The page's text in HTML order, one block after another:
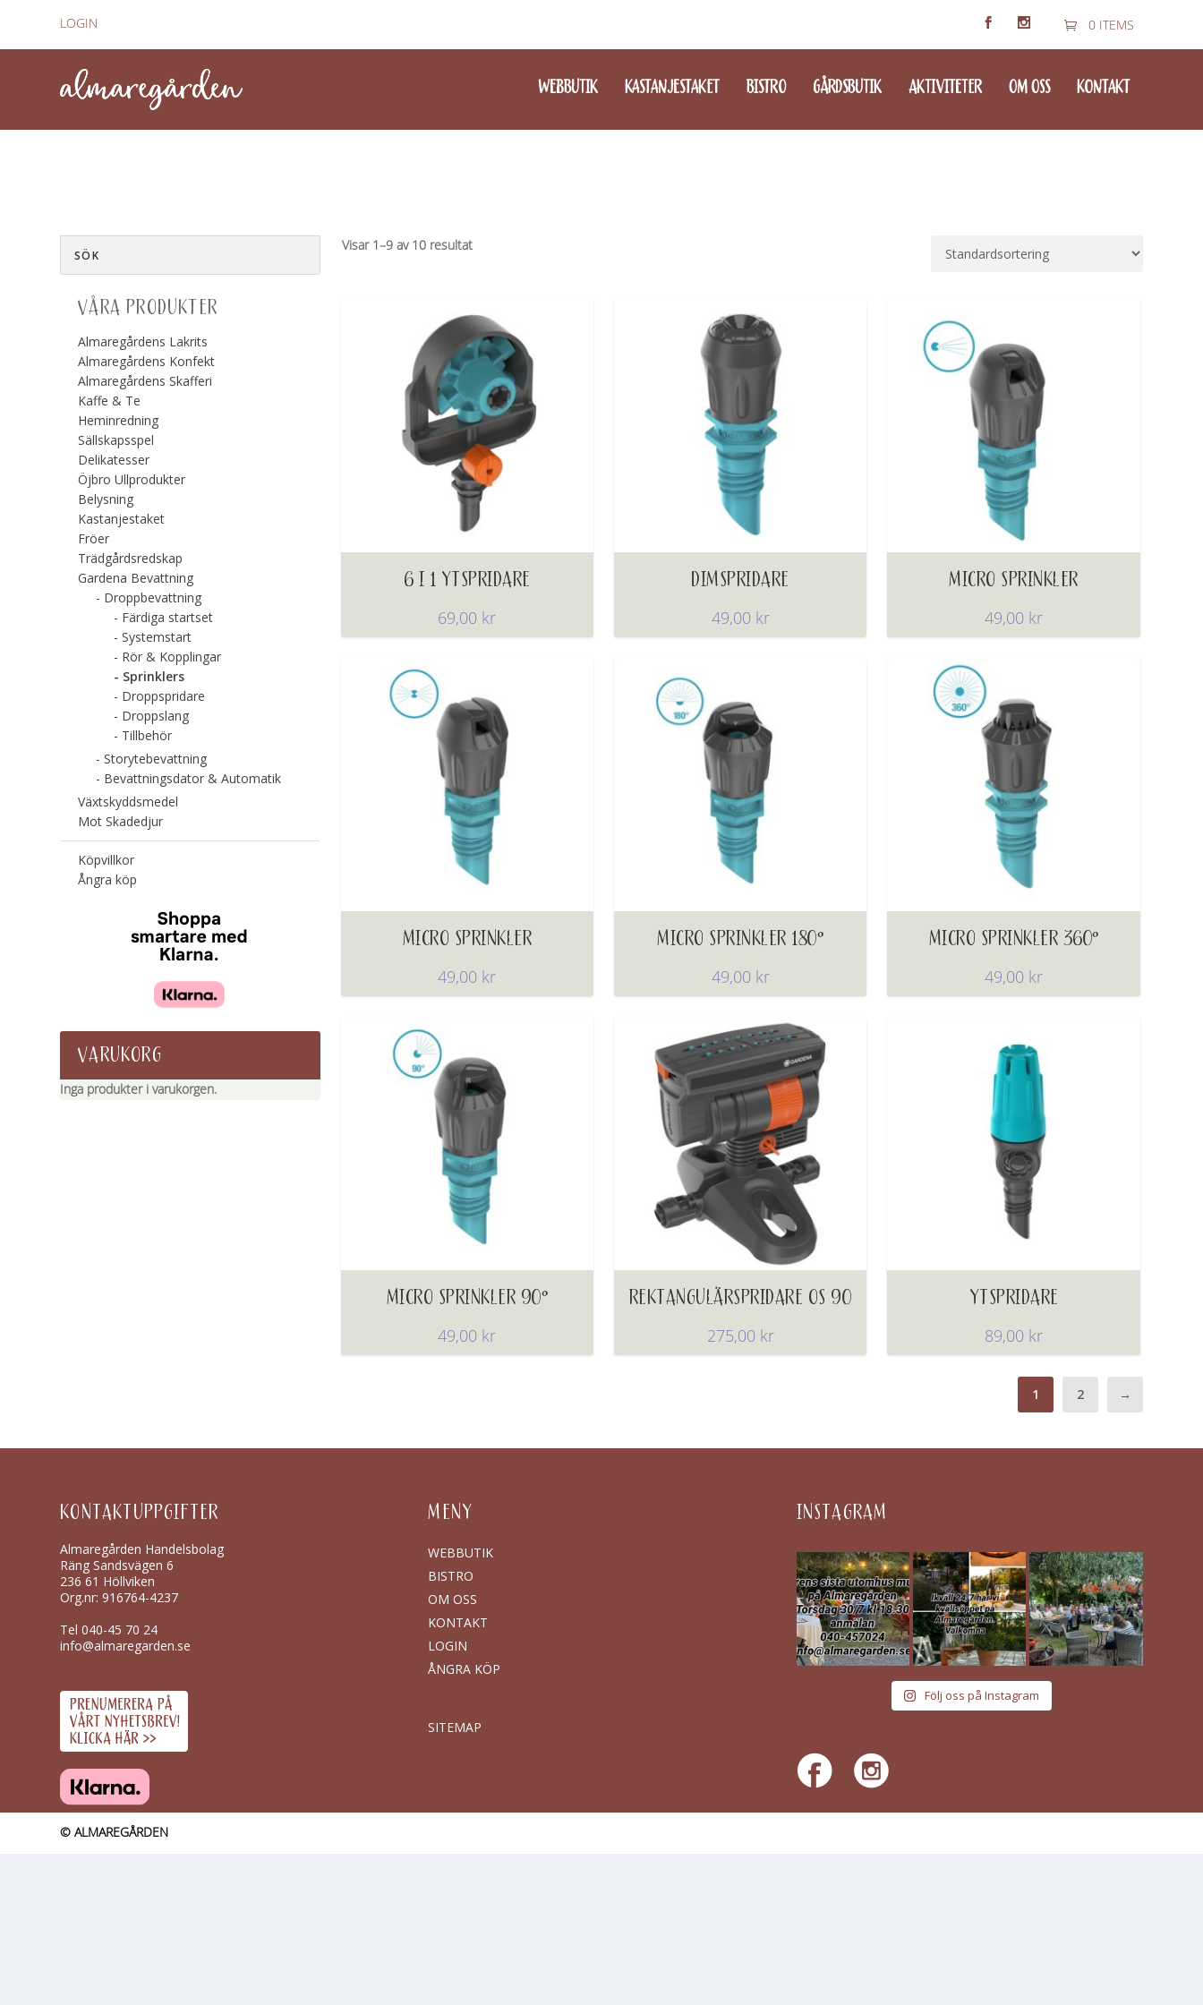
LOGIN 0 ITEMS
WEBBUTIK KASTANJESTAKET BISTRO GÅRDSBUTIK AKTIVITETER OM OSS KONTAKT
Visar 1–9 av 10 resultat
6 I 1 YTSPRIDARE
69,00 kr
DIMSPRIDARE
49,00 kr
MICRO SPRINKLER
49,00 kr
MICRO SPRINKLER
49,00 kr
MICRO SPRINKLER 180°
49,00 kr
MICRO SPRINKLER 360°
49,00 kr
MICRO SPRINKLER 90°
49,00 kr
REKTANGULÄRSPRIDARE OS 90
275,00 kr
YTSPRIDARE
89,00 kr
1 2 →
VÅRA PRODUKTER
Almaregårdens Lakrits
Almaregårdens Konfekt
Almaregårdens Skafferi
Kaffe & Te
Heminredning
Sällskapsspel
Delikatesser
Öjbro Ullprodukter
Belysning
Kastanjestaket
Fröer
Trädgårdsredskap
Gardena Bevattning
Droppbevattning
Färdiga startset
Systemstart
Rör & Kopplingar
Sprinklers
Droppspridare
Droppslang
Tillbehör
Storytebevattning
Bevattningsdator & Automatik
Växtskyddsmedel
Mot Skadedjur
Köpvillkor
Ångra köp
VARUKORG
Inga produkter i varukorgen.
KONTAKTUPPGIFTER
Almaregården Handelsbolag
Räng Sandsvägen 6
236 61 Höllviken
Org.nr: 916764-4237
Tel040-45 70 24
info@almaregarden.se
MENY
WEBBUTIK
BISTRO
OM OSS
KONTAKT
LOGIN
ÅNGRA KÖP
SITEMAP
INSTAGRAM
Följ oss på Instagram
© ALMAREGÅRDEN